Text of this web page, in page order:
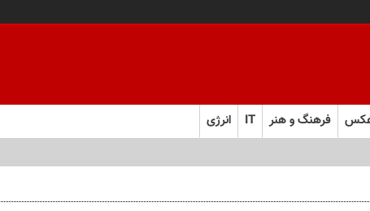
فرهنگ و هنر IT انرژی